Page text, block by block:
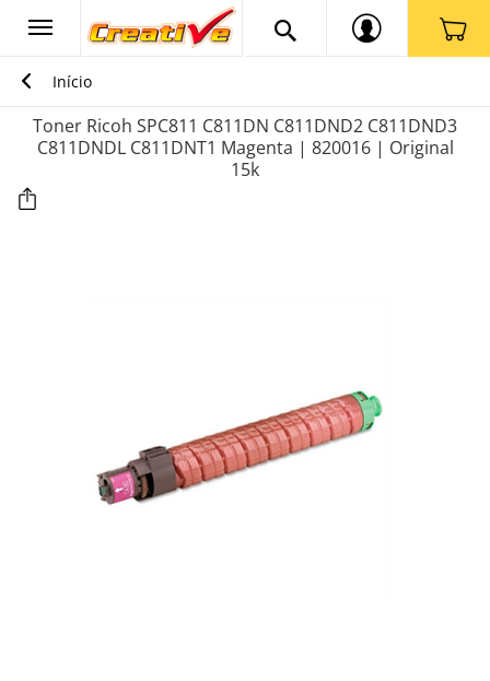
Início
Toner Ricoh SPC811 C811DN C811DND2 C811DND3
C811DNDL C811DNT1 Magenta | 820016 | Original
15k